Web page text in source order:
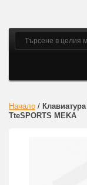
Начало /
TteSPORTS MEKA